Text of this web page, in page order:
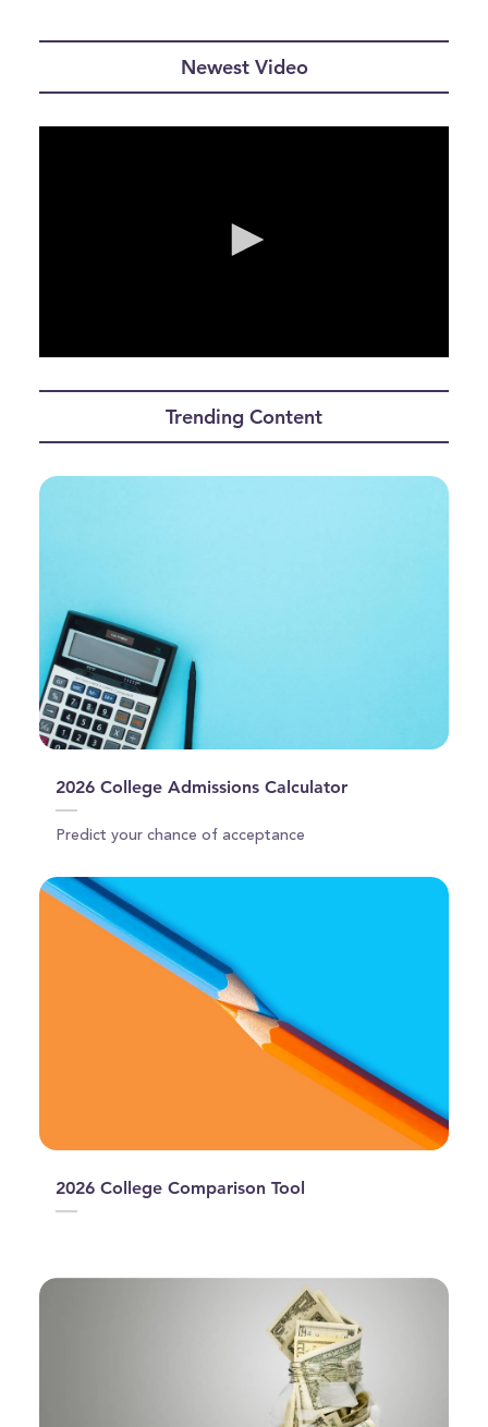
Newest Video
Trending Content
2026 College Admissions Calculator
Predict your chance of acceptance
2026 College Comparison Tool